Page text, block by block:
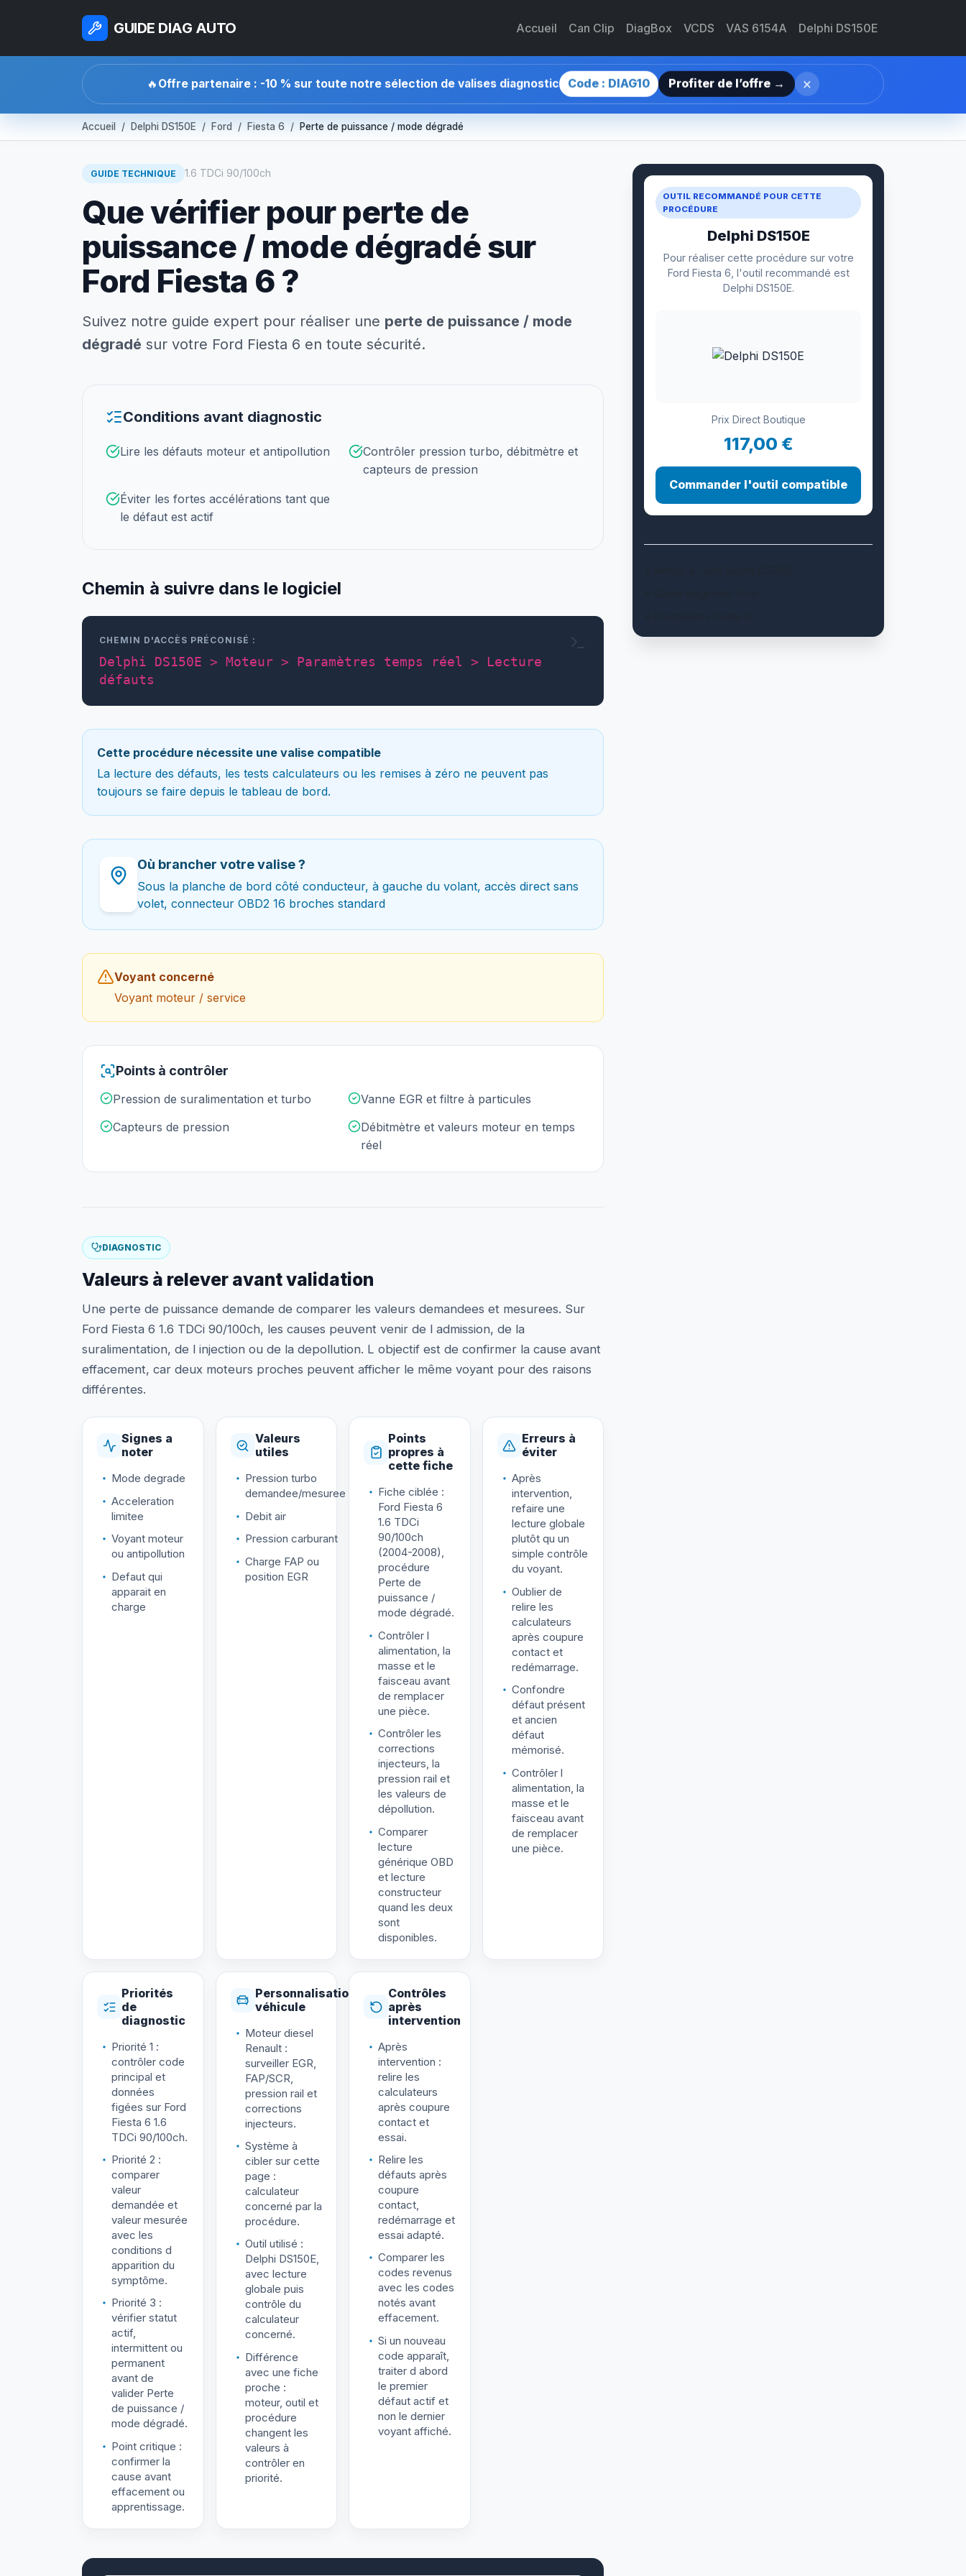
GUIDE DIAG AUTO Accueil Can Clip DiagBox VCDS VAS 6154A Delphi DS150E
🔥 Offre partenaire : -10 % sur toute notre sélection de valises diagnostic Code : DIAG10 Profiter de l’offre → ×
Accueil Delphi DS150E Ford Fiesta 6 Perte de puissance / mode dégradé
GUIDE TECHNIQUE 1.6 TDCi 90/100ch
Que vérifier pour perte de
puissance / mode dégradé sur
Ford Fiesta 6 ?
Suivez notre guide expert pour réaliser une perte de puissance / mode
dégradé sur votre Ford Fiesta 6 en toute sécurité.
Conditions avant diagnostic
Lire les défauts moteur et antipollution
Contrôler pression turbo, débitmètre et
capteurs de pression
Éviter les fortes accélérations tant que
le défaut est actif
Chemin à suivre dans le logiciel
CHEMIN D'ACCÈS PRÉCONISÉ :
Delphi DS150E > Moteur > Paramètres temps réel > Lecture
défauts
Cette procédure nécessite une valise compatible
La lecture des défauts, les tests calculateurs ou les remises à zéro ne peuvent pas
toujours se faire depuis le tableau de bord.
Où brancher votre valise ?
Sous la planche de bord côté conducteur, à gauche du volant, accès direct sans
volet, connecteur OBD2 16 broches standard
Voyant concerné
Voyant moteur / service
Points à contrôler
Pression de suralimentation et turbo
Vanne EGR et filtre à particules
Capteurs de pression
Débitmètre et valeurs moteur en temps
réel
DIAGNOSTIC
Valeurs à relever avant validation
Une perte de puissance demande de comparer les valeurs demandees et mesurees. Sur
Ford Fiesta 6 1.6 TDCi 90/100ch, les causes peuvent venir de l admission, de la
suralimentation, de l injection ou de la depollution. L objectif est de confirmer la cause avant
effacement, car deux moteurs proches peuvent afficher le même voyant pour des raisons
différentes.
Signes a
noter
Mode degrade
Acceleration
limitee
Voyant moteur
ou antipollution
Defaut qui
apparait en
charge
Valeurs
utiles
Pression turbo
demandee/mesuree
Debit air
Pression carburant
Charge FAP ou
position EGR
Points
propres à
cette fiche
Fiche ciblée :
Ford Fiesta 6
1.6 TDCi
90/100ch
(2004-2008),
procédure
Perte de
puissance /
mode dégradé.
Contrôler l
alimentation, la
masse et le
faisceau avant
de remplacer
une pièce.
Contrôler les
corrections
injecteurs, la
pression rail et
les valeurs de
dépollution.
Comparer
lecture
générique OBD
et lecture
constructeur
quand les deux
sont
disponibles.
Erreurs à
éviter
Après
intervention,
refaire une
lecture globale
plutôt qu un
simple contrôle
du voyant.
Oublier de
relire les
calculateurs
après coupure
contact et
redémarrage.
Confondre
défaut présent
et ancien
défaut
mémorisé.
Contrôler l
alimentation, la
masse et le
faisceau avant
de remplacer
une pièce.
Priorités
de
diagnostic
Priorité 1 :
contrôler code
principal et
données
figées sur Ford
Fiesta 6 1.6
TDCi 90/100ch.
Priorité 2 :
comparer
valeur
demandée et
valeur mesurée
avec les
conditions d
apparition du
symptôme.
Priorité 3 :
vérifier statut
actif,
intermittent ou
permanent
avant de
valider Perte
de puissance /
mode dégradé.
Point critique :
confirmer la
cause avant
effacement ou
apprentissage.
Personnalisation
véhicule
Moteur diesel
Renault :
surveiller EGR,
FAP/SCR,
pression rail et
corrections
injecteurs.
Système à
cibler sur cette
page :
calculateur
concerné par la
procédure.
Outil utilisé :
Delphi DS150E,
avec lecture
globale puis
contrôle du
calculateur
concerné.
Différence
avec une fiche
proche :
moteur, outil et
procédure
changent les
valeurs à
contrôler en
priorité.
Contrôles
après
intervention
Après
intervention :
relire les
calculateurs
après coupure
contact et
essai.
Relire les
défauts après
coupure
contact,
redémarrage et
essai adapté.
Comparer les
codes revenus
avec les codes
notés avant
effacement.
Si un nouveau
code apparaît,
traiter d abord
le premier
défaut actif et
non le dernier
voyant affiché.
OUTIL RECOMMANDÉ POUR CETTE
PROCÉDURE
Delphi DS150E
Pour réaliser cette procédure sur votre
Ford Fiesta 6, l'outil recommandé est
Delphi DS150E.
Prix Direct Boutique
117,00 €
Commander l'outil compatible